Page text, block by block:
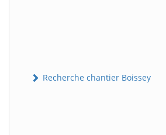
Recherche chantier Boissey